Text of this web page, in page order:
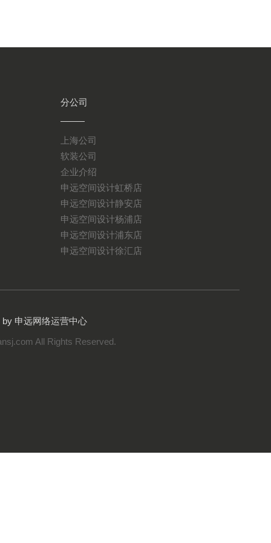
分公司
上海公司
软装公司
企业介绍
申远空间设计虹桥店
申远空间设计静安店
申远空间设计杨浦店
申远空间设计浦东店
申远空间设计徐汇店
by 申远网络运营中心
All Rights Reserved.